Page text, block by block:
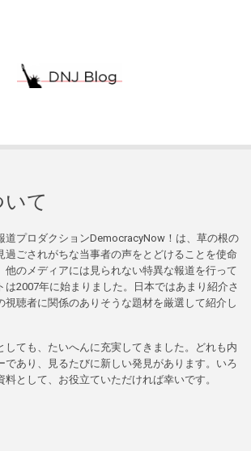
て
道プロダクションDemocracyNow！は、草の根の
過ごされがちな当事者の声をとどけることを使命
他のメディアには見られない特異な報道を行って
は2007年に始まりました。日本ではあまり紹介さ
視聴者に関係のありそうな題材を厳選して紹介し
しても、たいへんに充実してきました。どれも内
であり、見るたびに新しい発見があります。いろ
として、お役立ていただければ幸いです。